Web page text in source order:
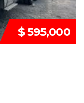
$ 595,000